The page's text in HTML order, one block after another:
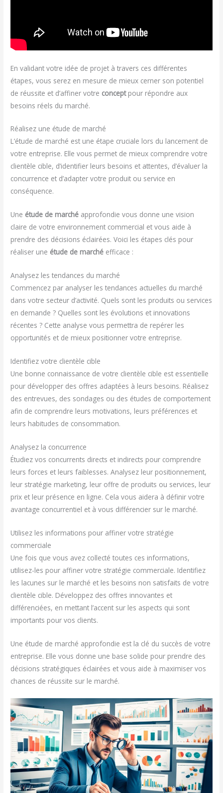
En validant votre idée de projet à travers ces différentes
étapes, vous serez en mesure de mieux cerner son potentiel
de réussite et d’affiner votre conceptpour répondre aux
besoins réels du marché.
Réalisez une étude de marché
L’étude de marché est une étape cruciale lors du lancement de
votre entreprise. Elle vous permet de mieux comprendre votre
clientèle cible, d’identifier leurs besoins et attentes, d’évaluer la
concurrence et d’adapter votre produit ou service en
conséquence.
Une étude de marché approfondie vous donne une vision
claire de votre environnement commercial et vous aide à
prendre des décisions éclairées. Voici les étapes clés pour
réaliser une étude de marché efficace :
Analysez les tendances du marché
Commencez par analyser les tendances actuelles du marché
dans votre secteur d’activité. Quels sont les produits ou services
en demande ? Quelles sont les évolutions et innovations
récentes ? Cette analyse vous permettra de repérer les
opportunités et de mieux positionner votre entreprise.
Identifiez votre clientèle cible
Une bonne connaissance de votre clientèle cible est essentielle
pour développer des offres adaptées à leurs besoins. Réalisez
des entrevues, des sondages ou des études de comportement
afin de comprendre leurs motivations, leurs préférences et
leurs habitudes de consommation.
Analysez la concurrence
Étudiez vos concurrents directs et indirects pour comprendre
leurs forces et leurs faiblesses. Analysez leur positionnement,
leur stratégie marketing, leur offre de produits ou services, leur
prix et leur présence en ligne. Cela vous aidera à définir votre
avantage concurrentiel et à vous différencier sur le marché.
Utilisez les informations pour affiner votre stratégie
commerciale
Une fois que vous avez collecté toutes ces informations,
utilisez-les pour affiner votre stratégie commerciale. Identifiez
les lacunes sur le marché et les besoins non satisfaits de votre
clientèle cible. Développez des offres innovantes et
différenciées, en mettant l’accent sur les aspects qui sont
importants pour vos clients.
Une étude de marché approfondie est la clé du succès de votre
entreprise. Elle vous donne une base solide pour prendre des
décisions stratégiques éclairées et vous aide à maximiser vos
chances de réussite sur le marché.